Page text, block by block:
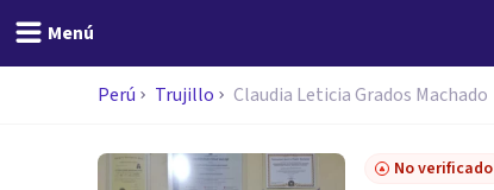
Menú
Perú Trujillo Claudia Leticia Grados Machado
No verificado